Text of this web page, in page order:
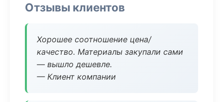
Отзывы клиентов
Хорошее соотношение цена/
качество. Материалы закупали сами
— вышло дешевле.
— Клиент компании